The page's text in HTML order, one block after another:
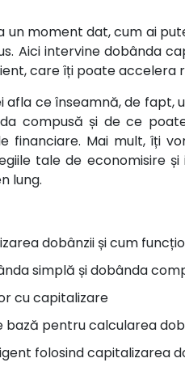
un moment dat, cum ai
Aici intervine dobânda
care îți poate accelera
afla ce înseamnă, de fapt,
compusă și de ce
financiare. Mai mult, îți
tale de economisire și
lung.
dobânzii și cum
simplă și dobânda
cu capitalizare
bază pentru calcularea
folosind capitalizarea